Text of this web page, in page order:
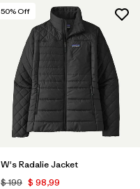
50% Off
W's Radalie Jacket
$ 199 $ 98,99